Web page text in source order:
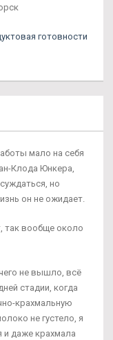
готовности
мало на себя
Клода Юнкера,
но
он не ожидает.
так вообще около
не вышло, всё
стадии, когда
крахмальную
не густело, я
и даже крахмала